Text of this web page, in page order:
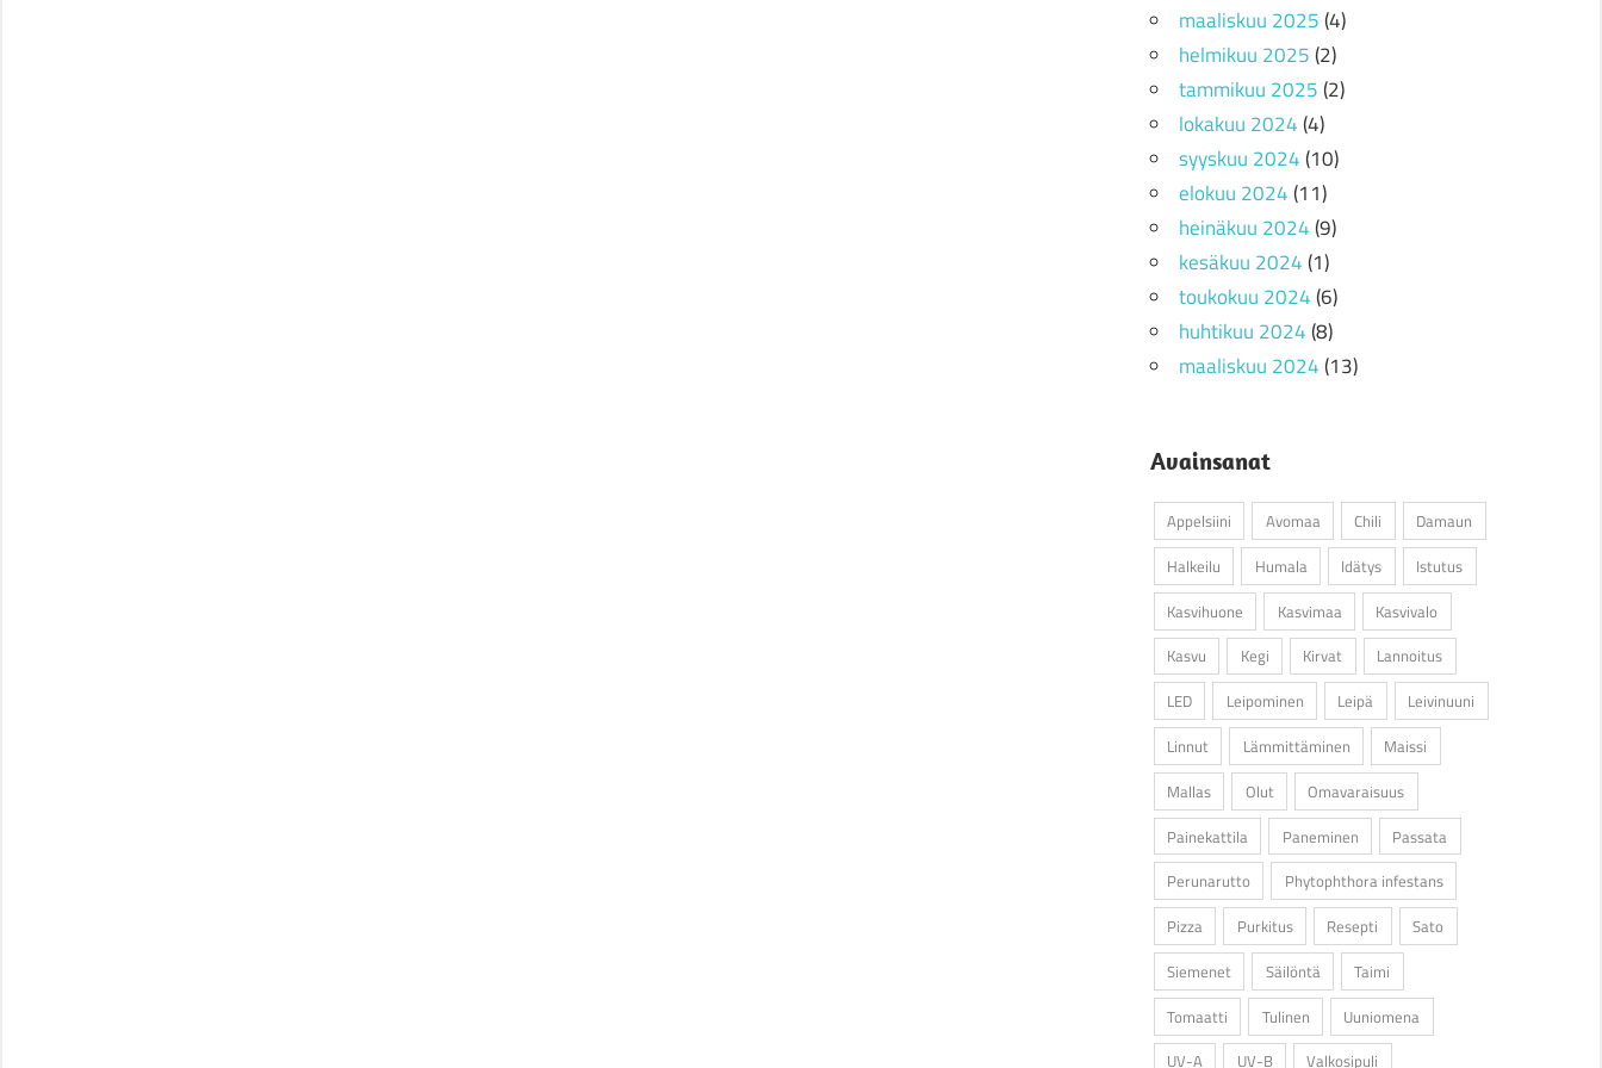
maaliskuu 2025(4)
helmikuu 2025(2)
tammikuu 2025(2)
lokakuu 2024(4)
syyskuu 2024(10)
elokuu 2024(11)
heinäkuu 2024(9)
kesäkuu 2024(1)
toukokuu 2024(6)
huhtikuu 2024(8)
maaliskuu 2024(13)
Avainsanat
Appelsiini Avomaa Chili
Damaun
Halkeilu
Humala Idätys
Istutus
Kasvihuone
Kasvimaa
Kasvivalo
Kasvu
Kegi Kirvat
Lannoitus
LED
Leipominen Leipä
Leivinuuni
Linnut
Lämmittäminen
Maissi
Mallas
Olut
Omavaraisuus
Painekattila
Paneminen
Passata
Perunarutto
Phytophthora infestans
Pizza
Purkitus Resepti
Sato
Siemenet
Säilöntä
Taimi
Tomaatti
Tulinen
Uuniomena
UV-A
UV-B Valkosipuli